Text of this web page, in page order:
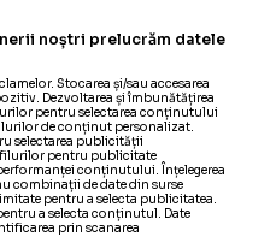
noștri prelucrăm datele
Stocarea și/sau accesarea
Dezvoltarea și îmbunătățirea
pentru selectarea conținutului
de conținut personalizat.
selectarea publicității
pentru publicitate
conținutului. Înțelegerea
combinații de date din surse
pentru a selecta publicitatea.
a selecta conținutul. Date
prin scanarea